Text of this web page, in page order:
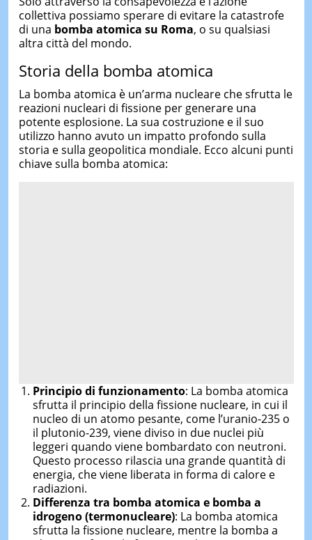
collettiva possiamo sperare di evitare la catastrofe
di una bomba atomica su Roma, o su qualsiasi
altra città del mondo.
Storia della bomba atomica
La bomba atomica è un’arma nucleare che sfrutta le
reazioni nucleari di fissione per generare una
potente esplosione. La sua costruzione e il suo
utilizzo hanno avuto un impatto profondo sulla
storia e sulla geopolitica mondiale. Ecco alcuni punti
chiave sulla bomba atomica:
Principio di funzionamento: La bomba atomica
sfrutta il principio della fissione nucleare, in cui il
nucleo di un atomo pesante, come l’uranio-235 o
il plutonio-239, viene diviso in due nuclei più
leggeri quando viene bombardato con neutroni.
Questo processo rilascia una grande quantità di
energia, che viene liberata in forma di calore e
radiazioni.
Differenza tra bomba atomica e bomba a
idrogeno (termonucleare): La bomba atomica
sfrutta la fissione nucleare, mentre la bomba a